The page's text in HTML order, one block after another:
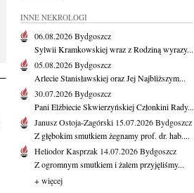
INNE NEKROLOGI
06.08.2026Bydgoszcz
Sylwii Kramkowskiej wraz z Rodziną wyrazy...
05.08.2026Bydgoszcz
Arlecie Stanisławskiej oraz Jej Najbliższym...
30.07.2026Bydgoszcz
Pani Elżbiecie Skwierzyńskiej Członkini Rady...
Janusz Ostoja-Zagórski 15.07.2026Bydgoszcz
Z głębokim smutkiem żegnamy prof. dr. hab....
Heliodor Kasprzak 14.07.2026Bydgoszcz
Z ogromnym smutkiem i żalem przyjęliśmy...
+ więcej